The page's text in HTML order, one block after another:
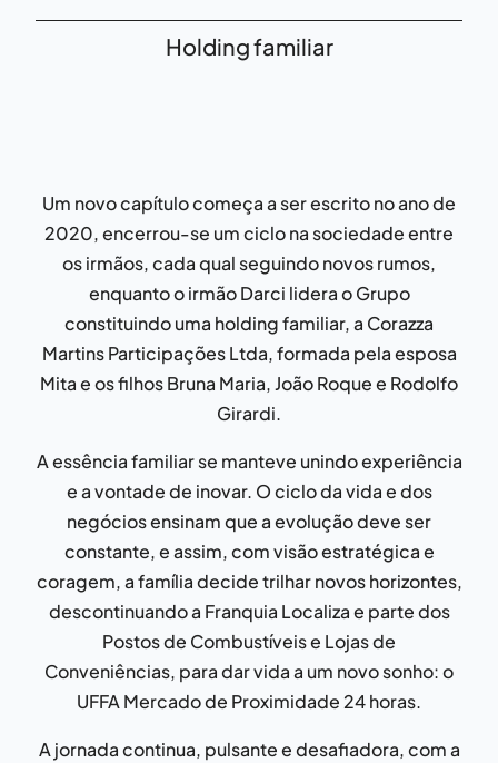
Holding familiar
Um novo capítulo começa a ser escrito no ano de
2020, encerrou-se um ciclo na sociedade entre
os irmãos, cada qual seguindo novos rumos,
enquanto o irmão Darci lidera o Grupo
constituindo uma holding familiar, a Corazza
Martins Participações Ltda, formada pela esposa
Mita e os filhos Bruna Maria, João Roque e Rodolfo
Girardi.
A essência familiar se manteve unindo experiência
e a vontade de inovar. O ciclo da vida e dos
negócios ensinam que a evolução deve ser
constante, e assim, com visão estratégica e
coragem, a família decide trilhar novos horizontes,
descontinuando a Franquia Localiza e parte dos
Postos de Combustíveis e Lojas de
Conveniências, para dar vida a um novo sonho: o
UFFA Mercado de Proximidade 24 horas.
A jornada continua, pulsante e desafiadora, com a